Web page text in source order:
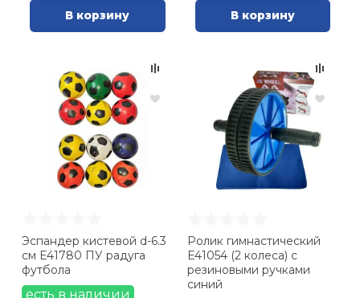
В корзину В корзину
Эспандер кистевой d-6.3
см E41780 ПУ радуга
футбола
есть в наличии
Ролик гимнастический
E41054 (2 колеса) с
резиновыми ручками
синий